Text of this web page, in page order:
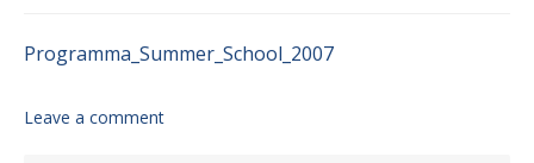
Programma_Summer_School_2007
Leave a comment